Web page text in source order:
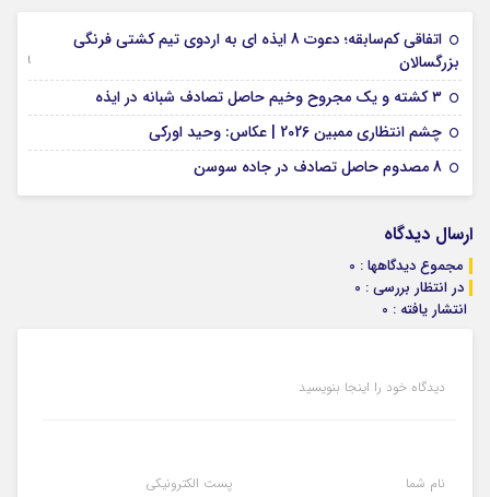
اتفاقی کم‌سابقه؛ دعوت 8 ایذه ای به اردوی تیم کشتی فرنگی
بزرگسالان
09 جولای 2026
۳ کشته و یک مجروح وخیم حاصل تصادف شبانه در ایذه
چشم انتظاری ممبین 2026 | عکاس: وحید اورکی
8 مصدوم حاصل تصادف در جاده سوسن
ارسال دیدگاه
مجموع دیدگاهها : 0
در انتظار بررسی : 0
انتشار یافته : 0
دیدگاه خود را اینجا بنویسید
نام شما پست الکترونیکی